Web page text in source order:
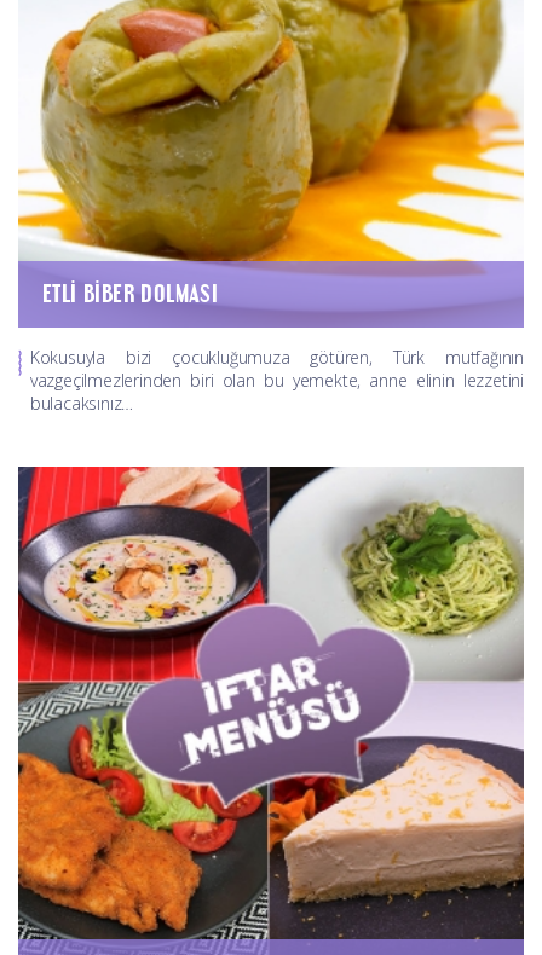
ETLI BIBER DOLMASI
Kokusuyla bizi çocukluğumuza götüren, Türk mutfağının
vazgeçilmezlerinden biri olan bu yemekte, anne elinin lezzetini
bulacaksınız…